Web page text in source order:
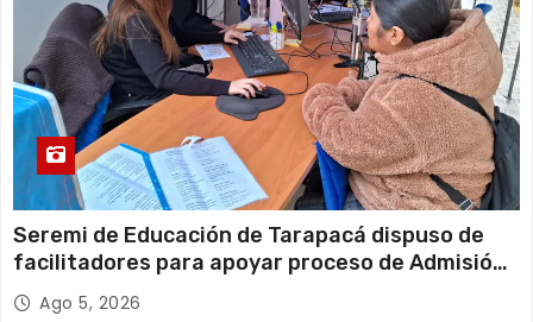
Seremi de Educación de Tarapacá dispuso de
facilitadores para apoyar proceso de Admisión
Escolar 2027
Ago 5, 2026